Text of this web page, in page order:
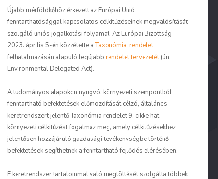
Újabb mérföldkőhöz érkezett az Európai Unió
fenntarthatósággal kapcsolatos célkitűzéseinek megvalósítását
szolgáló uniós jogalkotási folyamat. Az Európai Bizottság
2023. április 5-én közzétette aTaxonómiai rendelet
felhatalmazásán alapuló legújabb rendelet tervezetét(ún.
Environmental Delegated Act).
A tudományos alapokon nyugvó, környezeti szempontból
fenntartható befektetések előmozdítását célzó, általános
keretrendszert jelentő Taxonómia rendelet 9. cikke hat
környezeti célkitűzést fogalmaz meg, amely célkitűzésekhez
jelentősen hozzájáruló gazdasági tevékenységbe történő
befektetések segíthetnek a fenntartható fejlődés elérésében.
E keretrendszer tartalommal való megtöltését szolgálta többek